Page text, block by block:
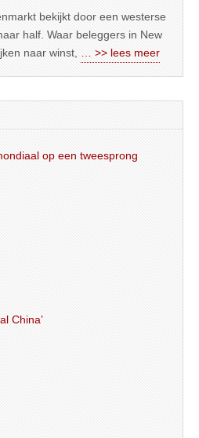
bekijkt door een westerse
half. Waar beleggers in New
naar winst,
… >> lees meer
# 108: AI mondiaal op een tweesprong
China’